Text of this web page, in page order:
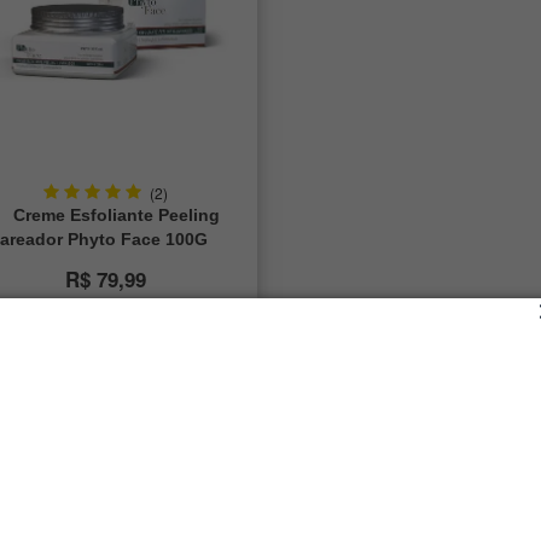
(2)
Creme Esfoliante Peeling
Phyto Face 100G
R$ 79,99
ou 3x de R$ 26,66